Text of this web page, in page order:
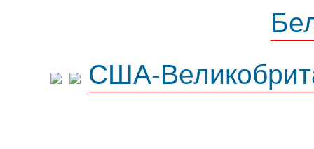
США-